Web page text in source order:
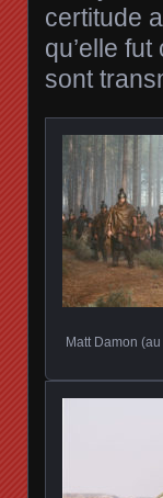
certitude
qu’elle
sont
Matt Damon